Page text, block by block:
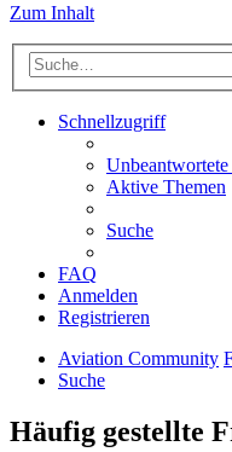
Zum Inhalt
Schnellzugriff
Aktive Themen
Suche
FAQ
Anmelden
Registrieren
Aviation Community
Suche
Häufig gestellte